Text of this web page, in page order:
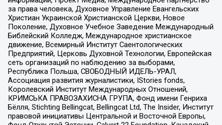
за права человека, Духовное Управление Евангельских
Христиан Украинской Христианской Церкви, Новое
Поколение, Духовное Учебное Заведение Международный
Библейский Колледж, Международное христианское
движение, Всемирный Институт Саентологических
Предприятий, Церковь Духовной Технологии, Европейская
сеть организаций по наблюдению за выборами,
Республика Польша, СВОБОДНЫЙ ИДЕЛЬ-УРАЛ,
Ассоциация развития журналистики, IStories fonds,
Королевский Институт Международных Отношений,
КРИМСЬКА ПРАВОЗАХИСНА ГРУПА, Фонд имени Генриха
Бёлля, Stichting Bellingcat, Bellingcat Ltd, The Insider, Институт
правовой инициативы Центральной и Восточной Европы,